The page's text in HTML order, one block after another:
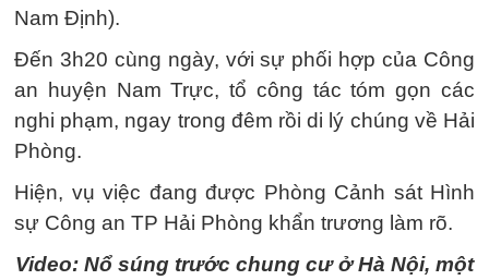
Nam Định).
Đến 3h20 cùng ngày, với sự phối hợp của Công
an huyện Nam Trực, tổ công tác tóm gọn các
nghi phạm, ngay trong đêm rồi di lý chúng về Hải
Phòng.
Hiện, vụ việc đang được Phòng Cảnh sát Hình
sự Công an TP Hải Phòng khẩn trương làm rõ.
Video: Nổ súng trước chung cư ở Hà Nội, một